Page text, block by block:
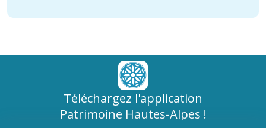
Téléchargez l'application
Patrimoine Hautes-Alpes !